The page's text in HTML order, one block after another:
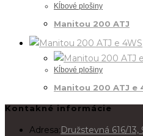
Kĺbové plošiny
Manitou 200 ATJ
Kĺbové plošiny
Manitou 200 ATJ e
Kontakné informácie
Adresa:Družstevná 616/